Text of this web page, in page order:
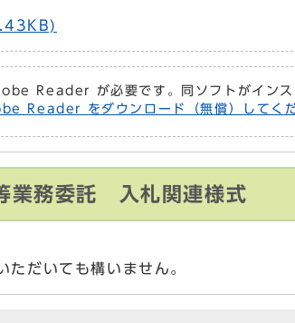
Reader が必要です。同ソフトがインス
Reader をダウンロード（無償）してくだ
業務委託 入札関連様式
ただいても構いません。